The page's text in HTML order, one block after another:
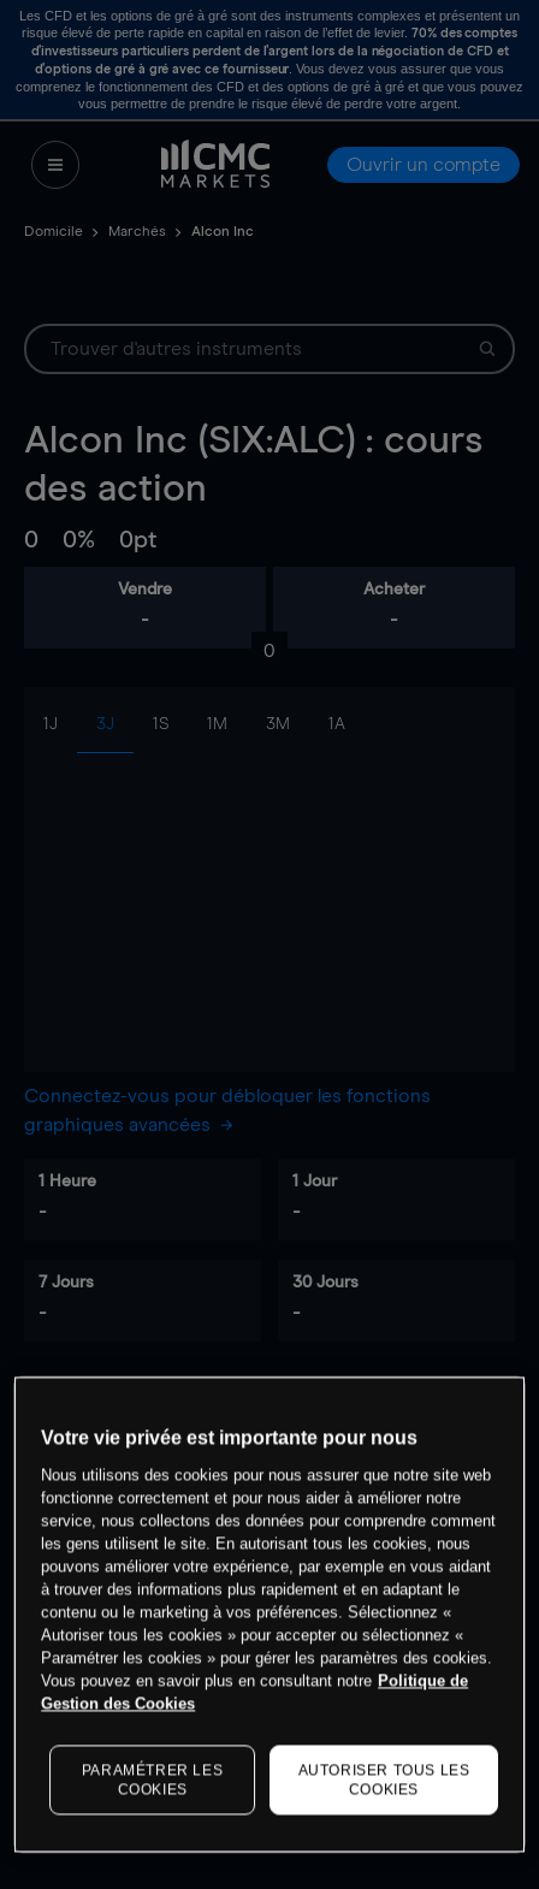
Les CFD et les options de gré à gré sont des instruments complexes et présentent un
risque élevé de perte rapide en capital en raison de l’effet de levier. 70% des comptes
d’investisseurs particuliers perdent de l’argent lors de la négociation de CFD et
d’options de gré à gré avec ce fournisseur . Vous devez vous assurer que vous
comprenez le fonctionnement des CFD et des options de gré à gré et que vous pouvez
vous permettre de prendre le risque élevé de perdre votre argent.
Ouvrir un compte
Domicile Marchés Alcon Inc
Alcon Inc (SIX:ALC) : cours
des action
0 0% 0pt
Vendre
-
Acheter
-
0
1J 3J 1S 1M 3M 1A
Connectez-vous pour débloquer les fonctions
graphiques avancées
1 Heure
-
1 Jour
-
7 Jours
-
30 Jours
-
cet actif
Commencez à trader
Les prix sont indicatifs.Connectez-vous pour voir les
dernières données du marché.
Votre vie privée est importante pour nous
Nous utilisons des cookies pour nous assurer que notre site web
fonctionne correctement et pour nous aider à améliorer notre
service, nous collectons des données pour comprendre comment
les gens utilisent le site. En autorisant tous les cookies, nous
pouvons améliorer votre expérience, par exemple en vous aidant
à trouver des informations plus rapidement et en adaptant le
contenu ou le marketing à vos préférences. Sélectionnez «
Autoriser tous les cookies » pour accepter ou sélectionnez «
Paramétrer les cookies » pour gérer les paramètres des cookies.
Vous pouvez en savoir plus en consultant notre Politique de
Gestion des Cookies
PARAMÉTRER LES
COOKIES
AUTORISER TOUS LES
COOKIES